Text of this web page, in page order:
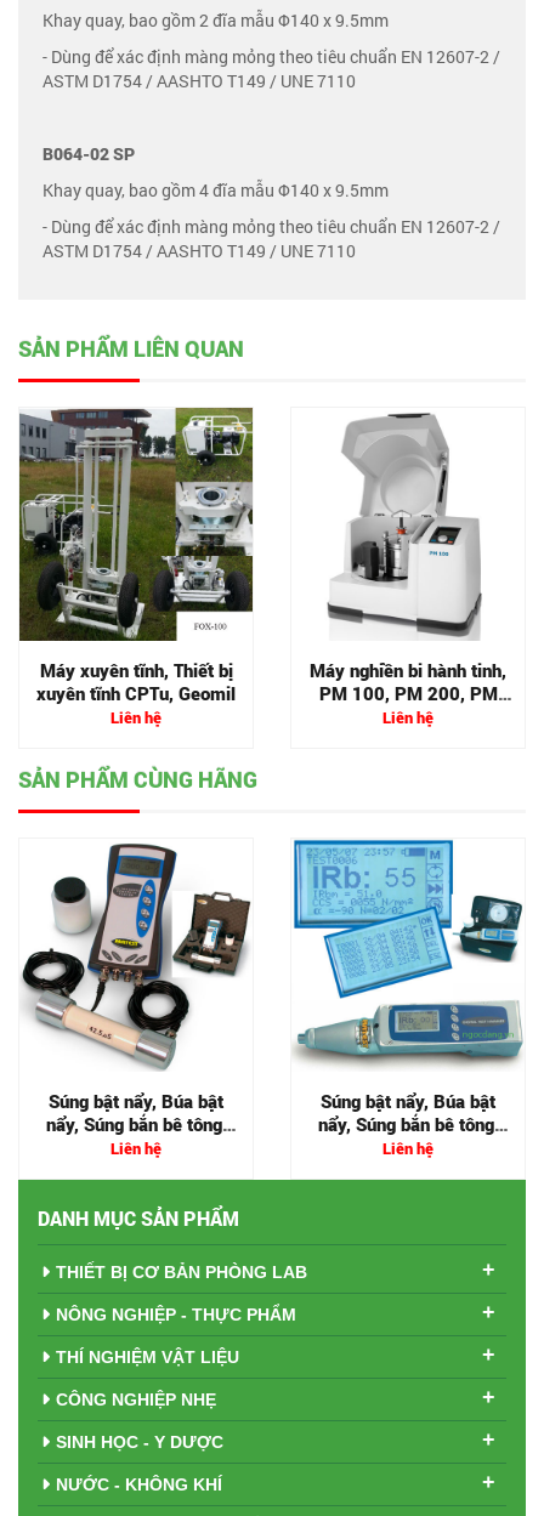
Khay quay, bao gồm 2 đĩa mẫu Φ140 x 9.5mm
- Dùng để xác định màng mỏng theo tiêu chuẩn EN 12607-2 /
ASTM D1754 / AASHTO T149 / UNE 7110
B064-02 SP
Khay quay, bao gồm 4 đĩa mẫu Φ140 x 9.5mm
- Dùng để xác định màng mỏng theo tiêu chuẩn EN 12607-2 /
ASTM D1754 / AASHTO T149 / UNE 7110
SẢN PHẨM LIÊN QUAN
Máy xuyên tĩnh, Thiết bị
xuyên tĩnh CPTu, Geomil
Liên hệ
Máy nghiền bi hành tinh,
PM 100, PM 200, PM
400
Liên hệ
SẢN PHẨM CÙNG HÃNG
Súng bật nẩy, Búa bật
nẩy, Súng bắn bê tông,
Matest
Liên hệ
Súng bật nẩy, Búa bật
nẩy, Súng bắn bê tông,
Matest
Liên hệ
DANH MỤC SẢN PHẨM
THIẾT BỊ CƠ BẢN PHÒNG LAB +
NÔNG NGHIỆP - THỰC PHẨM +
THÍ NGHIỆM VẬT LIỆU +
CÔNG NGHIỆP NHẸ +
SINH HỌC - Y DƯỢC +
NƯỚC - KHÔNG KHÍ +